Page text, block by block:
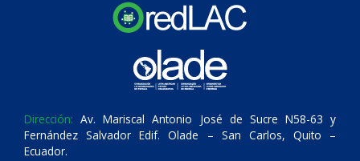
Dirección: Av. Mariscal Antonio José de Sucre N58-63 y
Fernández Salvador Edif. Olade – San Carlos, Quito –
Ecuador.